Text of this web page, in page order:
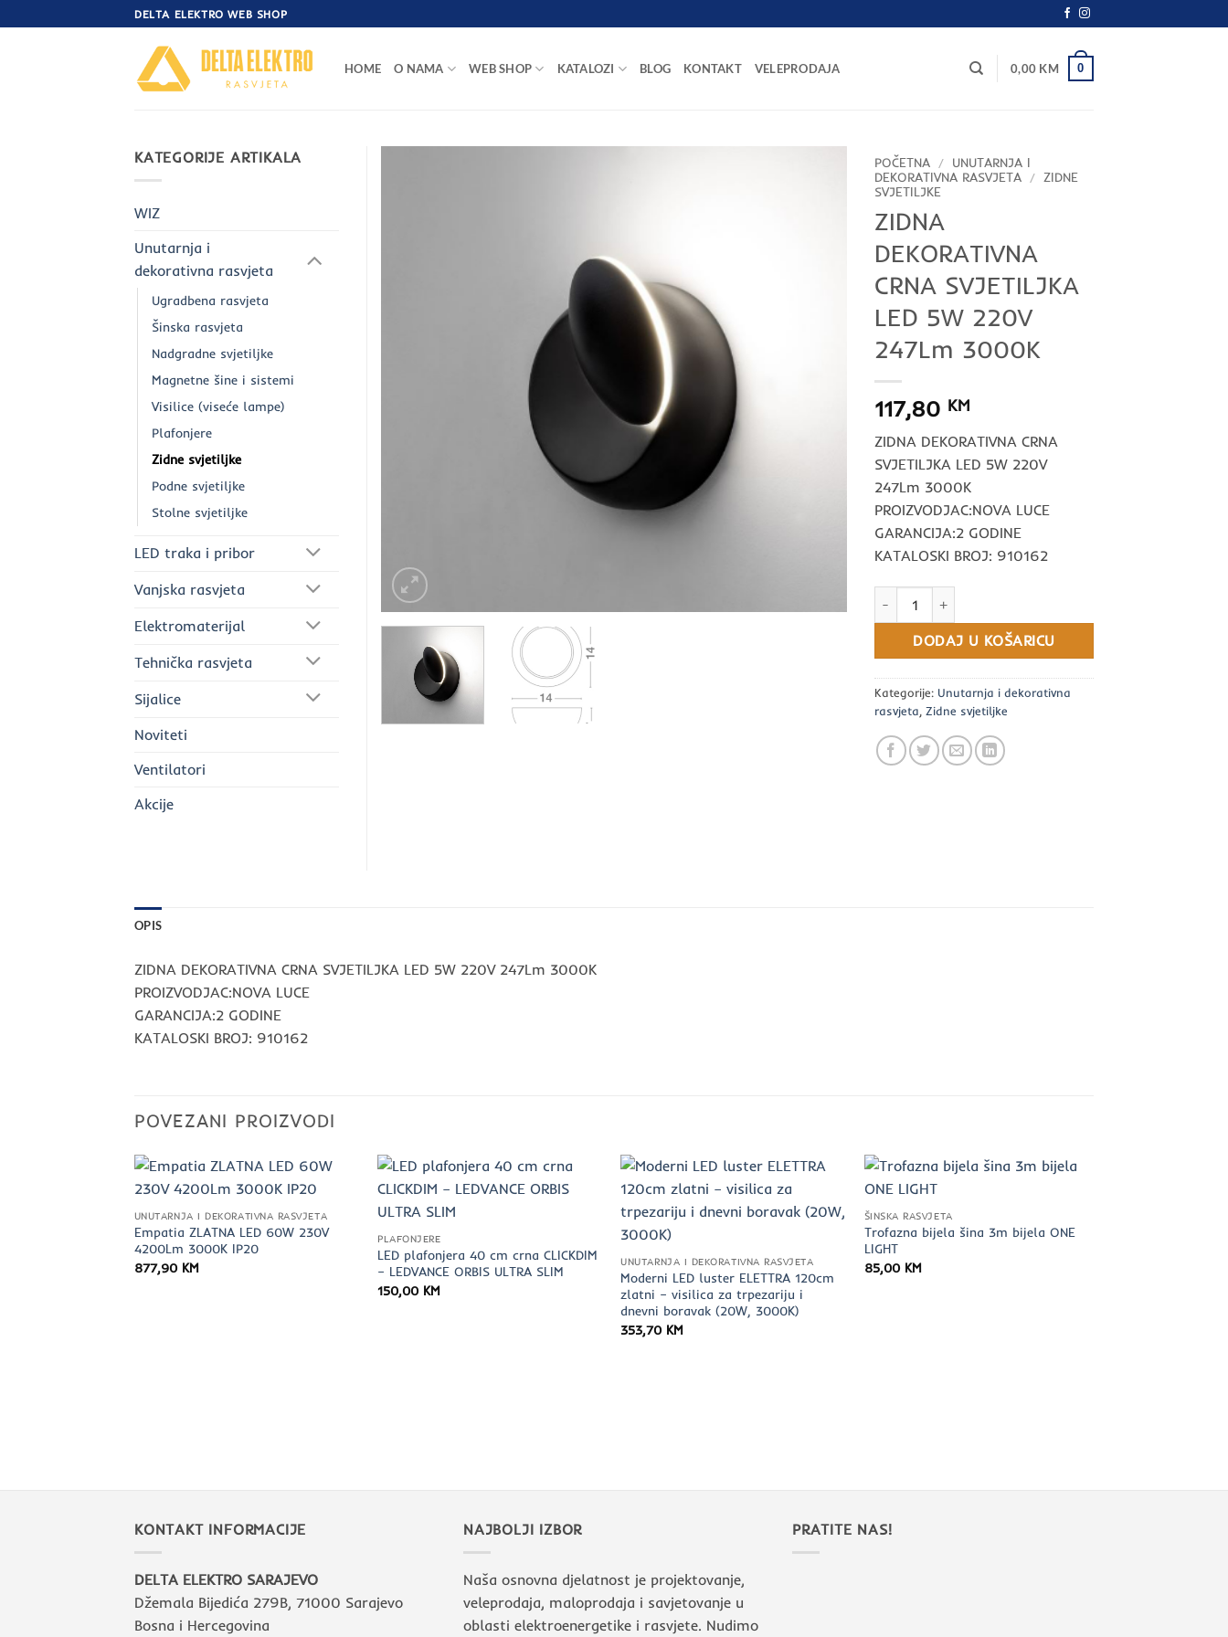
to
DELTA ELEKTRO WEB SHOP
HOME O NAMA WEB SHOP KATALOZI BLOG KONTAKT VELEPRODAJA 0,00 KM 0
POČETNA / UNUTARNJA I
DEKORATIVNA RASVJETA / ZIDNE
SVJETILJKE
ZIDNA
DEKORATIVNA
CRNA SVJETILJKA
LED 5W 220V
247Lm 3000K
117,80 KM
ZIDNA DEKORATIVNA CRNA
SVJETILJKA LED 5W 220V
247Lm 3000K
PROIZVODJAC:NOVA LUCE
GARANCIJA:2 GODINE
KATALOSKI BROJ: 910162
DODAJ U KOŠARICU
Kategorije: Unutarnja i dekorativna
rasvjeta, Zidne svjetiljke
KATEGORIJE ARTIKALA
WIZ
Unutarnja i
dekorativna rasvjeta
Ugradbena rasvjeta
Šinska rasvjeta
Nadgradne svjetiljke
Magnetne šine i sistemi
Visilice (viseće lampe)
Plafonjere
Zidne svjetiljke
Podne svjetiljke
Stolne svjetiljke
LED traka i pribor
Vanjska rasvjeta
Elektromaterijal
Tehnička rasvjeta
Sijalice
Noviteti
Ventilatori
Akcije
OPIS
ZIDNA DEKORATIVNA CRNA SVJETILJKA LED 5W 220V 247Lm 3000K
PROIZVODJAC:NOVA LUCE
GARANCIJA:2 GODINE
KATALOSKI BROJ: 910162
POVEZANI PROIZVODI
UNUTARNJA I DEKORATIVNA RASVJETA
Empatia ZLATNA LED 60W 230V
4200Lm 3000K IP20
877,90 KM
PLAFONJERE
LED plafonjera 40 cm crna CLICKDIM
– LEDVANCE ORBIS ULTRA SLIM
150,00 KM
UNUTARNJA I DEKORATIVNA RASVJETA
Moderni LED luster ELETTRA 120cm
zlatni – visilica za trpezariju i
dnevni boravak (20W, 3000K)
353,70 KM
ŠINSKA RASVJETA
Trofazna bijela šina 3m bijela ONE
LIGHT
85,00 KM
KONTAKT INFORMACIJE
DELTA ELEKTRO SARAJEVO
Džemala Bijedića 279B, 71000 Sarajevo
Bosna i Hercegovina
NAJBOLJI IZBOR
Naša osnovna djelatnost je projektovanje,
veleprodaja, maloprodaja i savjetovanje u
oblasti elektroenergetike i rasvjete. Nudimo
PRATITE NAS!